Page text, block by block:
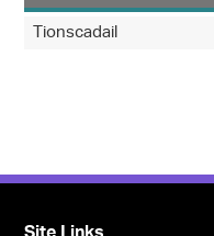
Tionscadail